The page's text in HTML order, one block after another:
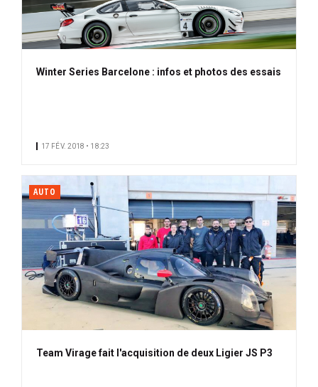
Winter Series Barcelone : infos et photos des essais
17 FÉV. 2018 • 18:23
AUTO
Team Virage fait l'acquisition de deux Ligier JS P3